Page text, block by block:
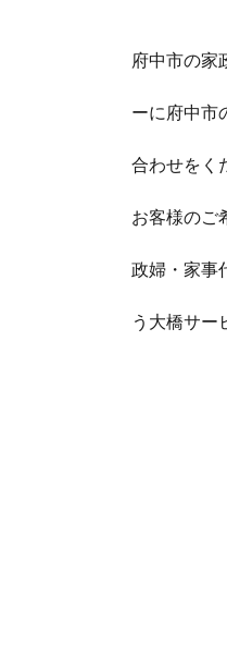
府中市の家
ーに府中市
合わせをく
お客様のご
政婦・家事
う大橋サー